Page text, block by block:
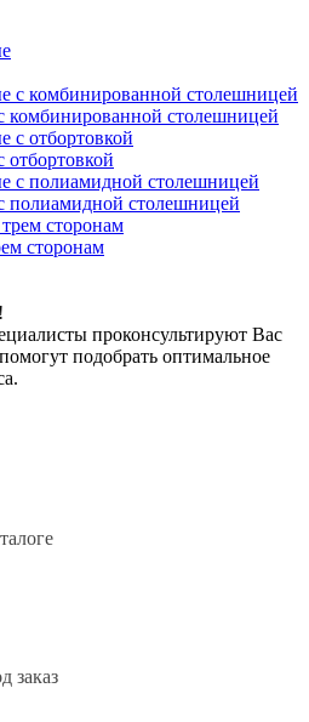
комбинированной столешницей
полиамидной столешницей
сторонам
проконсультируют Вас
подобрать оптимальное
заказ